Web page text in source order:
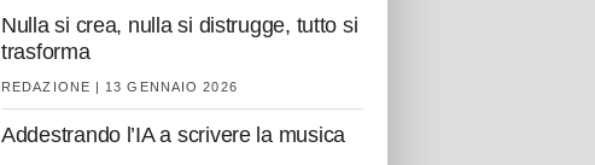
Nulla si crea, nulla si distrugge, tutto si
trasforma
REDAZIONE | 13 GENNAIO 2026
Addestrando l’IA a scrivere la musica